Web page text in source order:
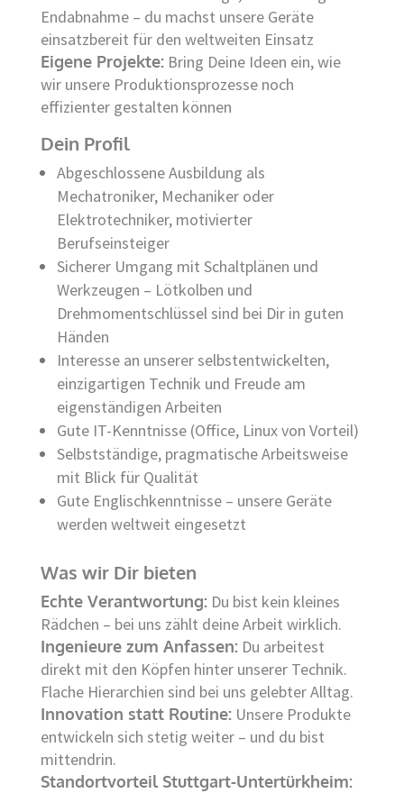
Endabnahme – du machst unsere Geräte
einsatzbereit für den weltweiten Einsatz
Eigene Projekte:Bring Deine Ideen ein, wie
wir unsere Produktionsprozesse noch
effizienter gestalten können
Dein Profil
Abgeschlossene Ausbildung als
Mechatroniker, Mechaniker oder
Elektrotechniker, motivierter
Berufseinsteiger
Sicherer Umgang mit Schaltplänen und
Werkzeugen – Lötkolben und
Drehmomentschlüssel sind bei Dir in guten
Händen
Interesse an unserer selbstentwickelten,
einzigartigen Technik und Freude am
eigenständigen Arbeiten
Gute IT-Kenntnisse (Office, Linux von Vorteil)
Selbstständige, pragmatische Arbeitsweise
mit Blick für Qualität
Gute Englischkenntnisse – unsere Geräte
werden weltweit eingesetzt
Was wir Dir bieten
Echte Verantwortung:Du bist kein kleines
Rädchen – bei uns zählt deine Arbeit wirklich.
Ingenieure zum Anfassen:Du arbeitest
direkt mit den Köpfen hinter unserer Technik.
Flache Hierarchien sind bei uns gelebter Alltag.
Innovation statt Routine:Unsere Produkte
entwickeln sich stetig weiter – und du bist
mittendrin.
Standortvorteil Stuttgart-Untertürkheim: